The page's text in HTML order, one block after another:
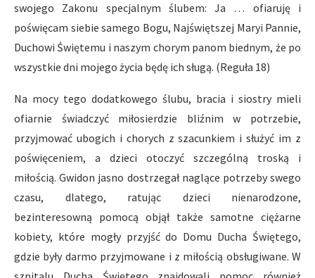
swojego Zakonu specjalnym ślubem: Ja … ofiaruję i
poświęcam siebie samego Bogu, Najświętszej Maryi Pannie,
Duchowi Świętemu i naszym chorym panom biednym, że po
wszystkie dni mojego życia będę ich sługą. (Reguła 18)
Na mocy tego dodatkowego ślubu, bracia i siostry mieli
ofiarnie świadczyć miłosierdzie bliźnim w potrzebie,
przyjmować ubogich i chorych z szacunkiem i służyć im z
poświęceniem, a dzieci otoczyć szczególną troską i
miłością. Gwidon jasno dostrzegał naglące potrzeby swego
czasu, dlatego, ratując dzieci nienarodzone,
bezinteresowną pomocą objął także samotne ciężarne
kobiety, które mogły przyjść do Domu Ducha Świętego,
gdzie były darmo przyjmowane i z miłością obsługiwane. W